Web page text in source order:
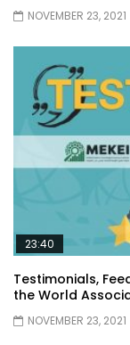
NOVEMBER 23, 2021
23:40
Testimonials,
the World
NOVEMBER 23, 2021